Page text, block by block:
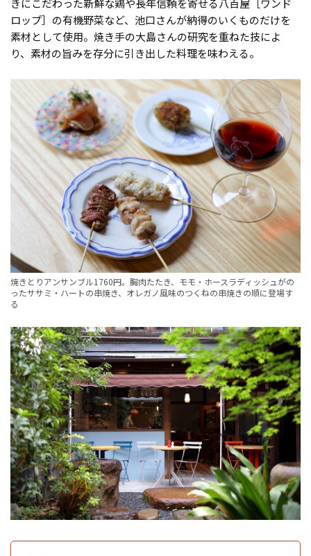
きにこだわった新鮮な鶏や長年信頼を寄せる八百屋［ワンド
ロップ］の有機野菜など、池口さんが納得のいくものだけを
素材として使用。焼き手の大島さんの研究を重ねた技によ
り、素材の旨みを存分に引き出した料理を味わえる。
焼きとりアンサンブル1760円。胸肉たたき、モモ・ホースラディッシュがの
ったササミ・ハートの串焼き、オレガノ風味のつくねの串焼きの順に登場す
る